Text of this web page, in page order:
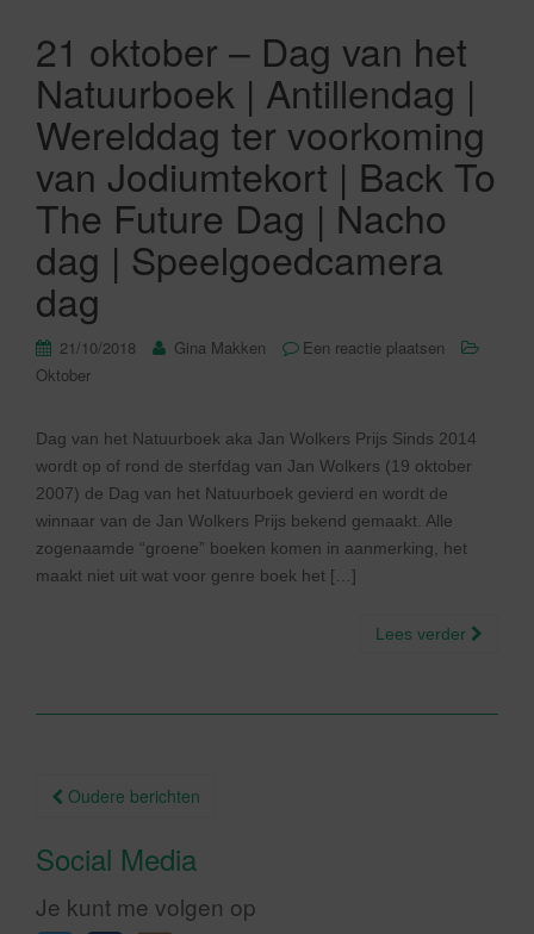
21 oktober – Dag van het
Natuurboek | Antillendag |
Werelddag ter voorkoming
van Jodiumtekort | Back To
The Future Dag | Nacho
dag | Speelgoedcamera
dag
21/10/2018 Gina Makken
Een reactie plaatsen
Oktober
Dag van het Natuurboek aka Jan Wolkers Prijs Sinds 2014
wordt op of rond de sterfdag van Jan Wolkers (19 oktober
2007) de Dag van het Natuurboek gevierd en wordt de
winnaar van de Jan Wolkers Prijs bekend gemaakt. Alle
zogenaamde “groene” boeken komen in aanmerking, het
maakt niet uit wat voor genre boek het […]
Lees verder
Berichtnavigatie
Oudere berichten
Social Media
Je kunt me volgen op